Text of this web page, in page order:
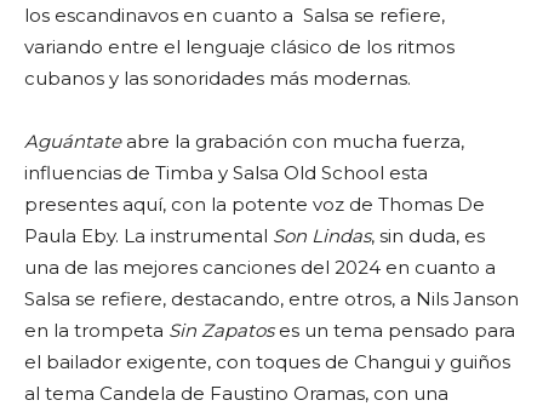
los escandinavos en cuanto a Salsa se refiere,
variando entre el lenguaje clásico de los ritmos
cubanos y las sonoridades más modernas.
Aguántateabre la grabación con mucha fuerza,
influencias de Timba y Salsa Old School esta
presentes aquí, con la potente voz de Thomas De
Paula Eby. La instrumental Son Lindas, sin duda, es
una de las mejores canciones del 2024 en cuanto a
Salsa se refiere, destacando, entre otros, a Nils Janson
en la trompeta Sin Zapatoses un tema pensado para
el bailador exigente, con toques de Changui y guiños
al tema Candela de Faustino Oramas, con una